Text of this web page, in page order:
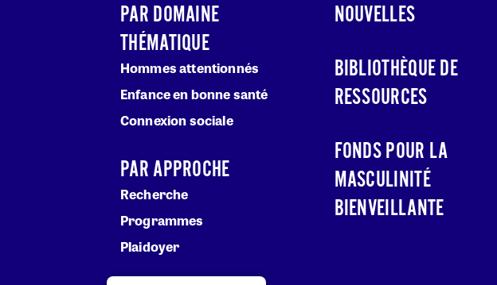
PAR DOMAINE
THÉMATIQUE
Hommes attentionnés
Enfance en bonne santé
Connexion sociale
PAR APPROCHE
Recherche
Programmes
Plaidoyer
NOUVELLES
BIBLIOTHÈQUE DE
RESSOURCES
FONDS POUR LA
MASCULINITÉ
BIENVEILLANTE